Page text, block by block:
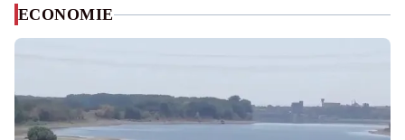
ECONOMIE